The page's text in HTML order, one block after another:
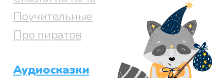
Поучительные
Про пиратов
Аудиосказки